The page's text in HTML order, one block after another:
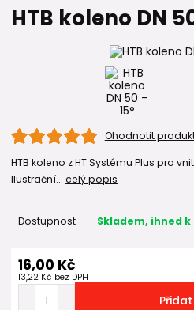
HTB koleno DN
Ohodnotit
HTB koleno z HT Systému Plus pro
Ilustrační... celý popis
Dostupnost Skladem, ihned
16,00 Kč
13,22 Kč bez DPH